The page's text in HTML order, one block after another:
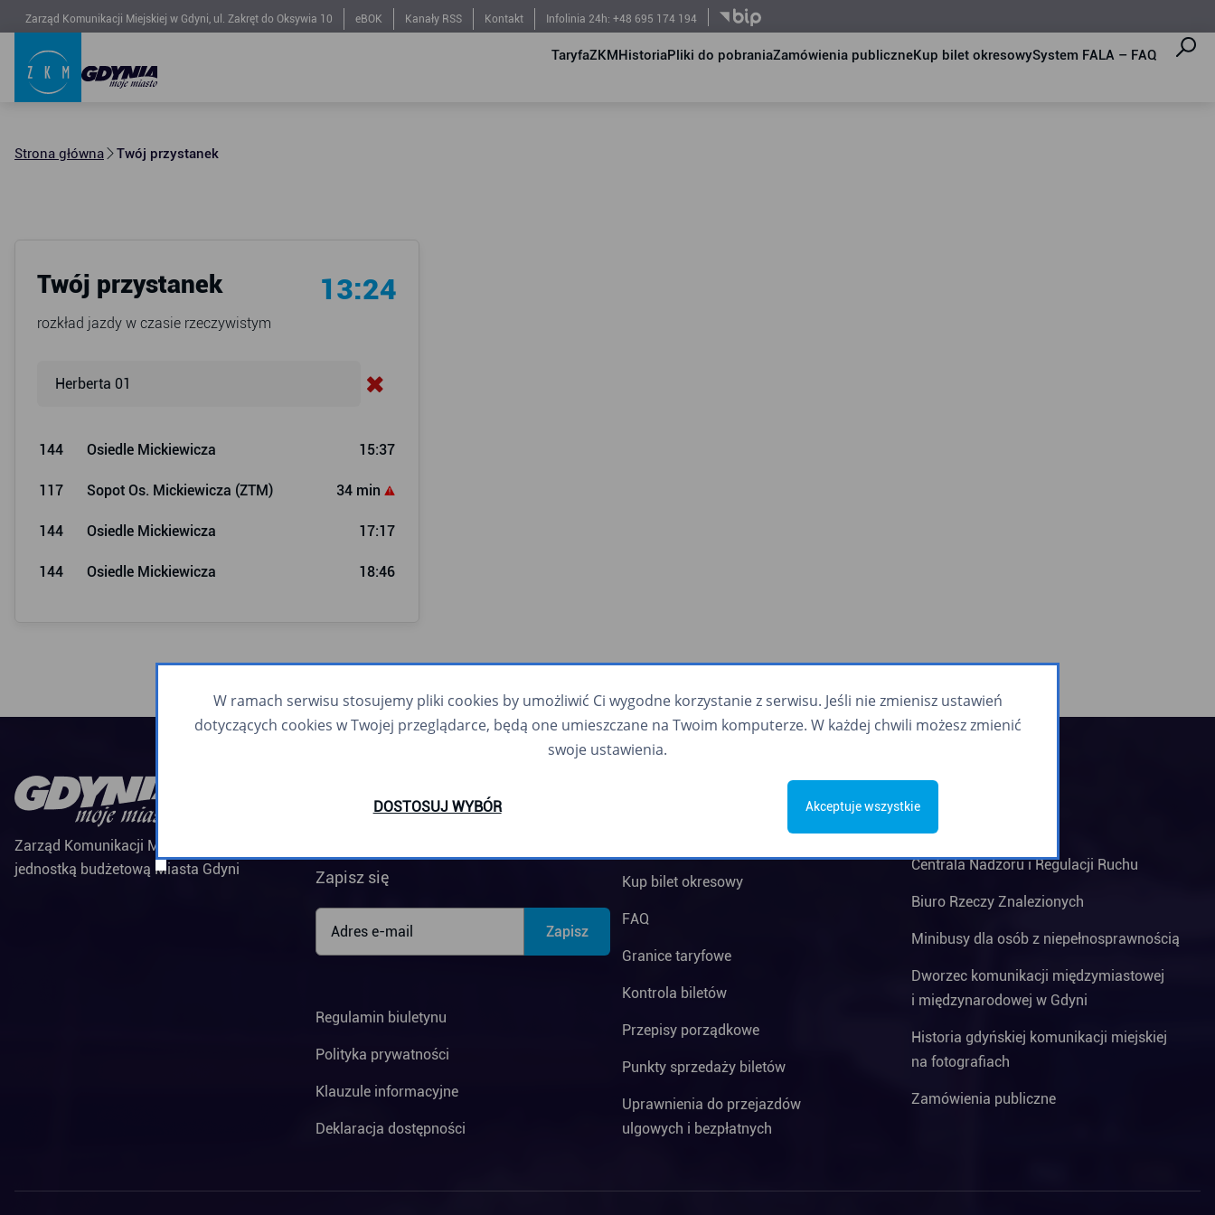
Zarząd Komunikacji Miejskiej w Gdyni, ul. Zakręt do Oksywia 10 eBOK Kanały RSS Kontakt Infolinia 24h: +48 695 174 194
TaryfaZKMHistoriaPliki do pobraniaZamówienia publiczneKup bilet okresowySystem FALA – FAQ
Strona główna Twój przystanek
Twój przystanek 13:24
rozkład jazdy w czasie rzeczywistym
144 Osiedle Mickiewicza 15:37
117 Sopot Os. Mickiewicza (ZTM) 34 min
144 Osiedle Mickiewicza 17:17
144 Osiedle Mickiewicza 18:46
Zarząd Komunikacji Miejskiej w Gdyni jest
jednostką budżetową Miasta Gdyni
Zapisz się
Regulamin biuletynu
Polityka prywatności
Klauzule informacyjne
Deklaracja dostępności
Kup bilet okresowy
FAQ
Granice taryfowe
Kontrola biletów
Przepisy porządkowe
Punkty sprzedaży biletów
Uprawnienia do przejazdów
ulgowych i bezpłatnych
Biura Obsługi Klienta
Czym się zajmujemy
Centrala Nadzoru i Regulacji Ruchu
Biuro Rzeczy Znalezionych
Minibusy dla osób z niepełnosprawnością
Dworzec komunikacji międzymiastowej
i międzynarodowej w Gdyni
Historia gdyńskiej komunikacji miejskiej
na fotografiach
Zamówienia publiczne
W ramach serwisu stosujemy pliki cookies by umożliwić Ci wygodne korzystanie z serwisu. Jeśli nie zmienisz ustawień
dotyczących cookies w Twojej przeglądarce, będą one umieszczane na Twoim komputerze. W każdej chwili możesz zmienić
swoje ustawienia.
DOSTOSUJ WYBÓR Akceptuje wszystkie